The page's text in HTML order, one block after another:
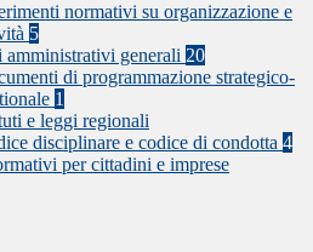
normativi su organizzazione e
5
amministrativi generali 20
di programmazione strategico-
1
e leggi regionali
disciplinare e codice di condotta 4
per cittadini e imprese